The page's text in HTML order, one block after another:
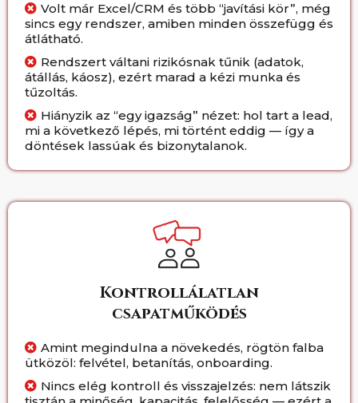
Volt már Excel/CRM és több “javítási kör”, még
sincs egy rendszer, amiben minden összefügg és
átlátható.
Rendszert váltani rizikósnak tűnik (adatok,
átállás, káosz), ezért marad a kézi munka és
tűzoltás.
Hiányzik az “egy igazság” nézet: hol tart a lead,
mi a következő lépés, mi történt eddig — így a
döntések lassúak és bizonytalanok.
Kontrollálatlan
csapatműködés
Amint megindulna a növekedés, rögtön falba
ütközöl: felvétel, betanítás, onboarding.
Nincs elég kontroll és visszajelzés: nem látszik